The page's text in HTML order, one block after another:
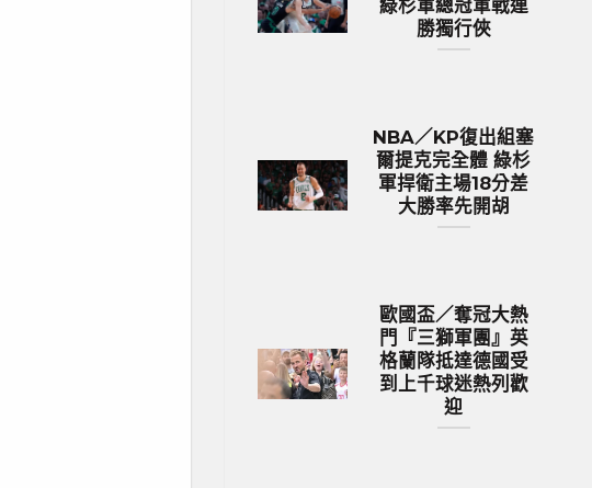
綠杉軍總冠軍戰連
勝獨行俠
NBA／KP復出組塞
爾提克完全體 綠杉
軍捍衛主場18分差
大勝率先開胡
歐國盃／奪冠大熱
門『三獅軍團』英
格蘭隊抵達德國受
到上千球迷熱列歡
迎